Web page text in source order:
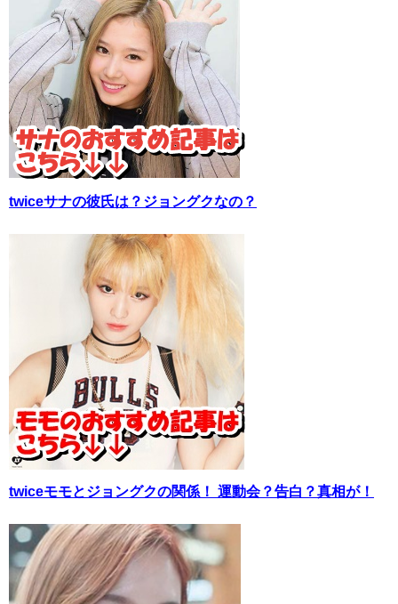
twiceサナの彼氏は？ジョングクなの？
twiceモモとジョングクの関係！ 運動会？告白？真相が！